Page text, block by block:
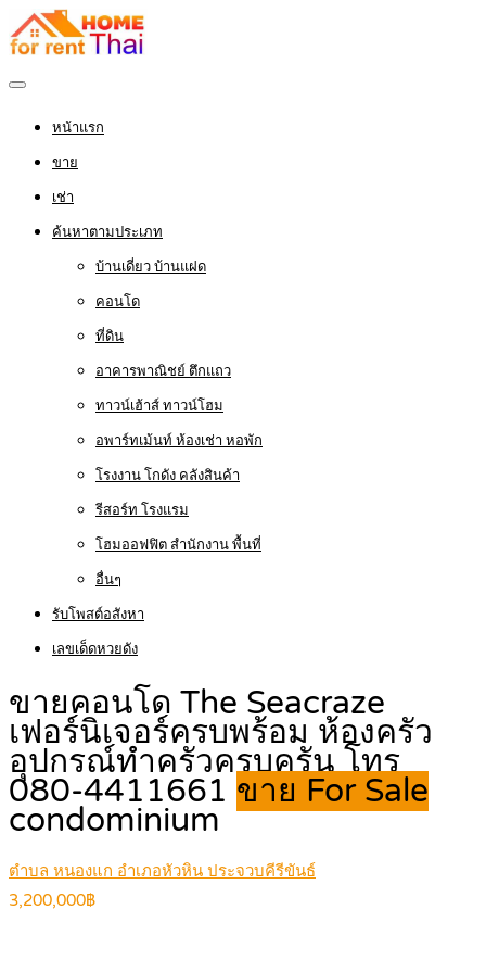
หน้าแรก
ขาย
เช่า
ค้นหาตามประเภท
บ้านเดี่ยว บ้านแฝด
คอนโด
ที่ดิน
อาคารพาณิชย์ ตึกแถว
ทาวน์เฮ้าส์ ทาวน์โฮม
อพาร์ทเม้นท์ ห้องเช่า หอพัก
โรงงาน โกดัง คลังสินค้า
รีสอร์ท โรงแรม
โฮมออฟฟิต สำนักงาน พื้นที่
อื่นๆ
รับโพสต์อสังหา
เลขเด็ดหวยดัง
ขายคอนโด The Seacraze
เฟอร์นิเจอร์ครบพร้อม ห้องครัว
อุปกรณ์ทำครัวครบครัน โทร
080-4411661 ขาย For Sale
condominium
ตำบล หนองแก อำเภอหัวหิน ประจวบคีรีขันธ์
3,200,000฿